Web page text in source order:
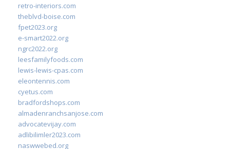
retro-interiors.com
theblvd-boise.com
fpet2023.org
e-smart2022.org
ngrc2022.org
leesfamilyfoods.com
lewis-lewis-cpas.com
eleontennis.com
cyetus.com
bradfordshops.com
almadenranchsanjose.com
advocatevijay.com
adlibilimler2023.com
naswwebed.org